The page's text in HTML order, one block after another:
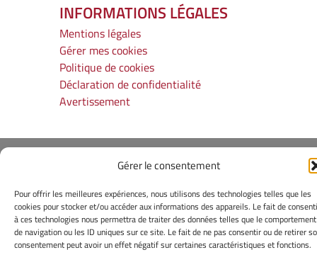
Gérer le consentement
Pour offrir les meilleures expériences, nous utilisons des technologies telles que les
cookies pour stocker et/ou accéder aux informations des appareils. Le fait de
à ces technologies nous permettra de traiter des données telles que le comportement
de navigation ou les ID uniques sur ce site. Le fait de ne pas consentir ou de retirer
consentement peut avoir un effet négatif sur certaines caractéristiques et fonctions.
INFORMATIONS LÉGALES
Mentions légales
Gérer mes cookies
Politique de cookies
Déclaration de confidentialité
Avertissement
Site Officiel - ARTEHIS @ 2026
Copyright Université de Bourgogne Europe